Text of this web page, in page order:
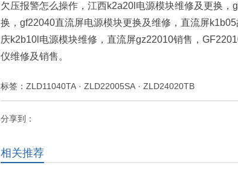
欠压报警怎么操作，江西k2a20l电源模块维修及更换
换，gf22040直流屏电源模块更换及维修，直流屏
庆k2b10l电源模块维修，直流屏gz22010销售，
仪维修及销售。
标签： ZLD11040TA · ZLD22005SA · ZLD24020TB
分享到：
相关推荐